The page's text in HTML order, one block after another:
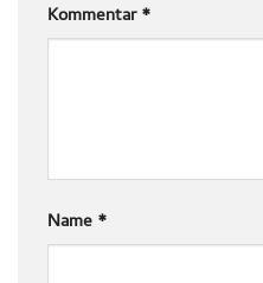
Kommentar*
Name *